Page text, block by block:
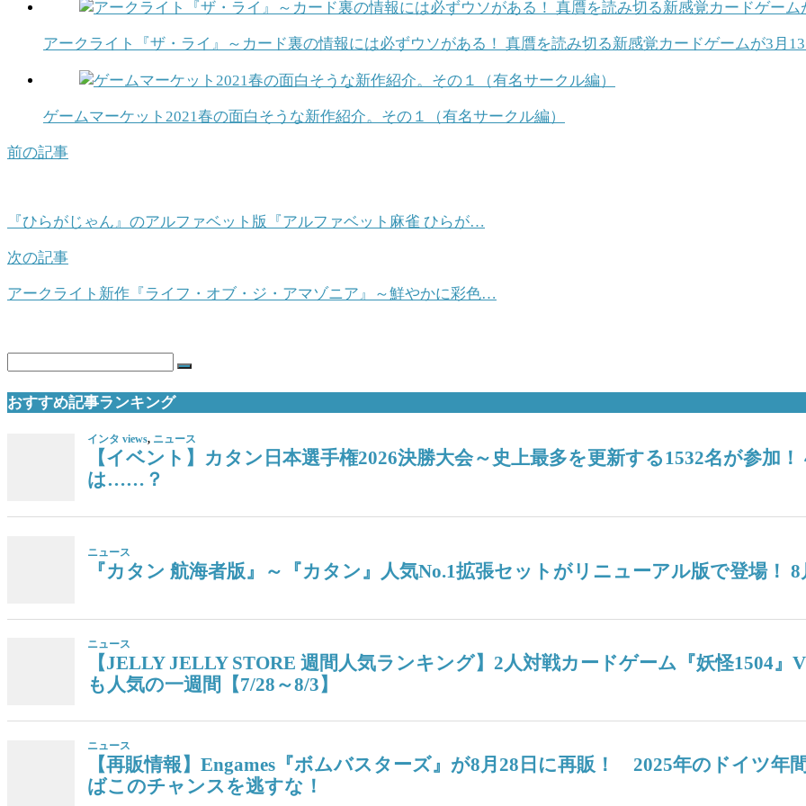
アークライト『ザ・ライ』～カード裏の情報には必ずウソがある！ 真贋を読み切る新感覚カードゲームが3月
ゲームマーケット2021春の面白そうな新作紹介。その１（有名サークル編）
前の記事
『ひらがじゃん』のアルファベット版『アルファベット麻雀 ひらが…
次の記事
アークライト新作『ライフ・オブ・ジ・アマゾニア』～鮮やかに彩色…
おすすめ記事ランキング
インタ views, ニュース
【イベント】カタン日本選手権2026決勝大会～史上最多を更新する1532名が参加
は……？
ニュース
『カタン 航海者版』～『カタン』人気No.1拡張セットがリニューアル版で登場！ 8
ニュース
【JELLY JELLY STORE 週間人気ランキング】2人対戦カードゲーム『妖怪1504
も人気の一週間【7/28～8/3】
ニュース
【再販情報】Engames『ボムバスターズ』が8月28日に再販！ 2025年のドイツ
ばこのチャンスを逃すな！